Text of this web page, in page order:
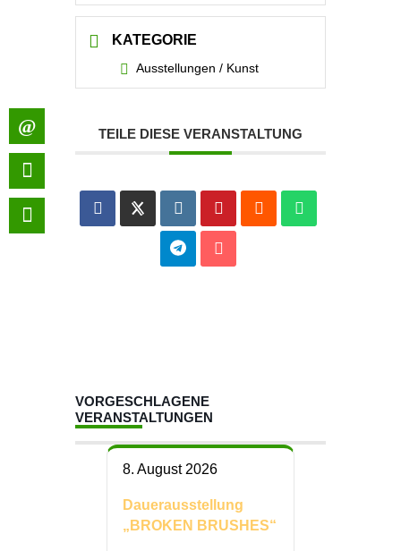
KATEGORIE
Ausstellungen / Kunst
TEILE DIESE VERANSTALTUNG
VORGESCHLAGENE
VERANSTALTUNGEN
8. August 2026
Dauerausstellung
„BROKEN BRUSHES“